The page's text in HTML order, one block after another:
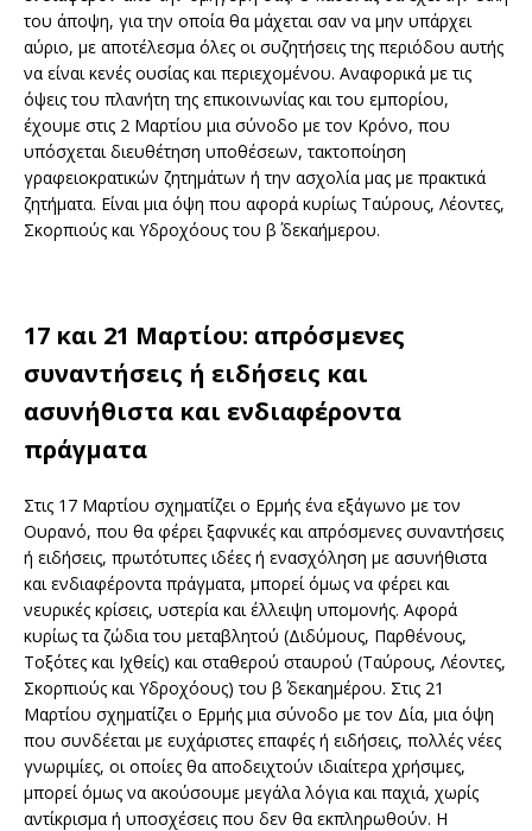
του άποψη, για την οποία θα μάχεται σαν να μην υπάρχει
αύριο, με αποτέλεσμα όλες οι συζητήσεις της περιόδου αυτής
να είναι κενές ουσίας και περιεχομένου. Αναφορικά με τις
όψεις του πλανήτη της επικοινωνίας και του εμπορίου,
έχουμε στις 2 Μαρτίου μια σύνοδο με τον Κρόνο, που
υπόσχεται διευθέτηση υποθέσεων, τακτοποίηση
γραφειοκρατικών ζητημάτων ή την ασχολία μας με πρακτικά
ζητήματα. Είναι μια όψη που αφορά κυρίως Ταύρους, Λέοντες,
Σκορπιούς και Υδροχόους του β΄ δεκαήμερου.
17 και 21 Μαρτίου: απρόσμενες
συναντήσεις ή ειδήσεις και
ασυνήθιστα και ενδιαφέροντα
πράγματα
Στις 17 Μαρτίου σχηματίζει ο Ερμής ένα εξάγωνο με τον
Ουρανό, που θα φέρει ξαφνικές και απρόσμενες συναντήσεις
ή ειδήσεις, πρωτότυπες ιδέες ή ενασχόληση με ασυνήθιστα
και ενδιαφέροντα πράγματα, μπορεί όμως να φέρει και
νευρικές κρίσεις, υστερία και έλλειψη υπομονής. Αφορά
κυρίως τα ζώδια του μεταβλητού (Διδύμους, Παρθένους,
Τοξότες και Ιχθείς) και σταθερού σταυρού (Ταύρους, Λέοντες,
Σκορπιούς και Υδροχόους) του β΄ δεκαημέρου. Στις 21
Μαρτίου σχηματίζει ο Ερμής μια σύνοδο με τον Δία, μια όψη
που συνδέεται με ευχάριστες επαφές ή ειδήσεις, πολλές νέες
γνωριμίες, οι οποίες θα αποδειχτούν ιδιαίτερα χρήσιμες,
μπορεί όμως να ακούσουμε μεγάλα λόγια και παχιά, χωρίς
αντίκρισμα ή υποσχέσεις που δεν θα εκπληρωθούν. Η